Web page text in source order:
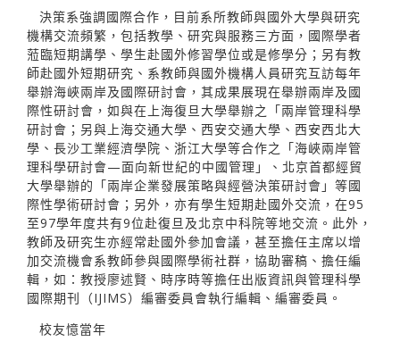
決策系強調國際合作，目前系所教師與國外大學與研究
機構交流頻繁，包括教學、研究與服務三方面，國際學者
蒞臨短期講學、學生赴國外修習學位或是修學分；另有教
師赴國外短期研究、系教師與國外機構人員研究互訪每年
舉辦海峽兩岸及國際研討會，其成果展現在舉辦兩岸及國
際性研討會，如與在上海復旦大學舉辦之「兩岸管理科學
研討會；另與上海交通大學、西安交通大學、西安西北大
學、長沙工業經濟學院、浙江大學等合作之「海峽兩岸管
理科學研討會—面向新世紀的中國管理」、北京首都經貿
大學舉辦的「兩岸企業發展策略與經營決策研討會」等國
際性學術研討會；另外，亦有學生短期赴國外交流，在95
至97學年度共有9位赴復旦及北京中科院等地交流。此外，
教師及研究生亦經常赴國外參加會議，甚至擔任主席以增
加交流機會系教師參與國際學術社群，協助審稿、擔任編
輯，如：教授廖述賢、時序時等擔任出版資訊與管理科學
國際期刊（IJIMS）編審委員會執行編輯、編審委員。
校友憶當年